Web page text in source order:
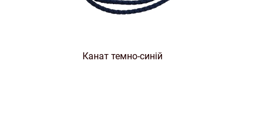
Канат темно-синій